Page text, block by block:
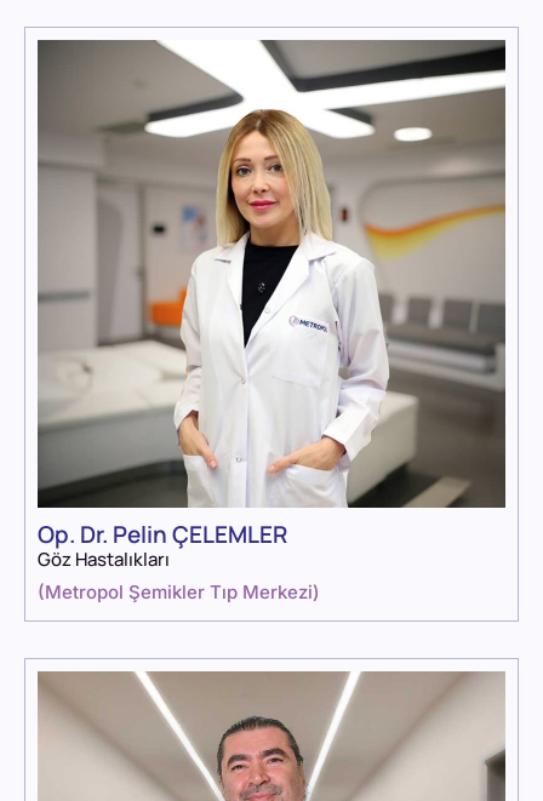
Op. Dr. Pelin ÇELEMLER
Göz Hastalıkları
(Metropol Şemikler Tıp Merkezi)